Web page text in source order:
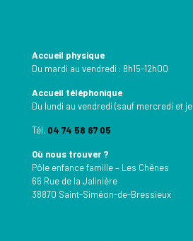
Accueil physique
Du mardi au vendredi : 8h15-12h00
Accueil téléphonique
Du lundi au vendredi (sauf mercredi et
Tél. 04 74 58 67 05
Où nous trouver ?
Pôle enfance famille – Les Chênes
66 Rue de la Jalinière
38870 Saint-Siméon-de-Bressieux